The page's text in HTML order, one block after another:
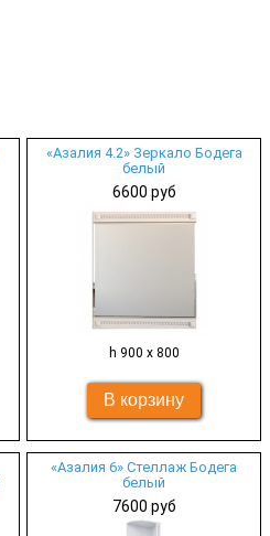
«Азалия 4.2» Зеркало Бодега
белый
6600 руб
h 900 х 800
«Азалия 6» Стеллаж Бодега
белый
7600 руб